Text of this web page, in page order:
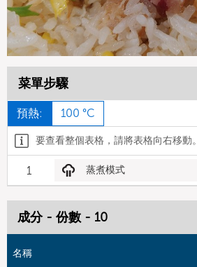
菜單步驟
預熱: 100 °C
要查看整個表格，請將表格向右移動。
1 蒸煮模式
成分 - 份數 - 10
名稱